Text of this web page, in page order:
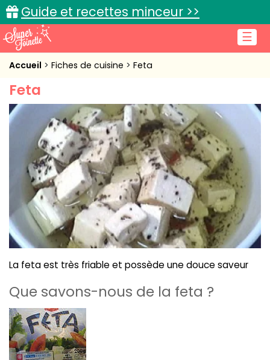
☰
Guide et recettes minceur >>
Accueil
Recettes de cuisine
Cuisine pratique
L'actu cuisine
Connexion
Accueil Fiches de cuisine Feta
Feta
La feta est très friable et possède une douce saveur
Que savons-nous de la feta ?